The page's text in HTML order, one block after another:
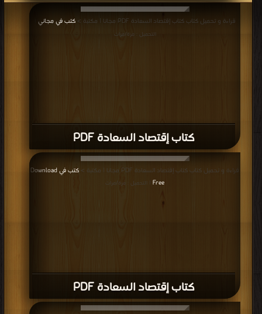
كتاب إقتصاد السعادة PDF
قراءة و تحميل كتاب كتاب إقتصاد السعادة PDF مجانا | مكتبة > كتب في مجاني
التحميل : مرة/مرات
كتاب إقتصاد السعادة PDF
قراءة و تحميل كتاب كتاب إقتصاد السعادة PDF مجانا | مكتبة >
كتب في Download
Free
| التحميل : مرة/مرات